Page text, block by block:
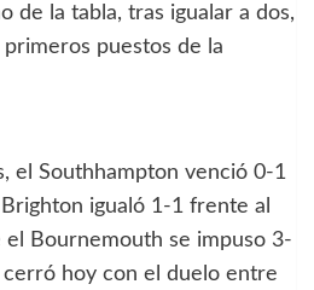
de la tabla, tras igualar a dos,
puestos de la
el Southhampton venció 0-1
igualó 1-1 frente al
el Bournemouth se impuso 3-
cerró hoy con el duelo entre